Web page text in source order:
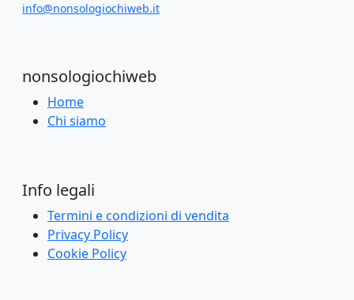
info@nonsologiochiweb.it
nonsologiochiweb
Home
Chi siamo
Info legali
Termini e condizioni di vendita
Privacy Policy
Cookie Policy